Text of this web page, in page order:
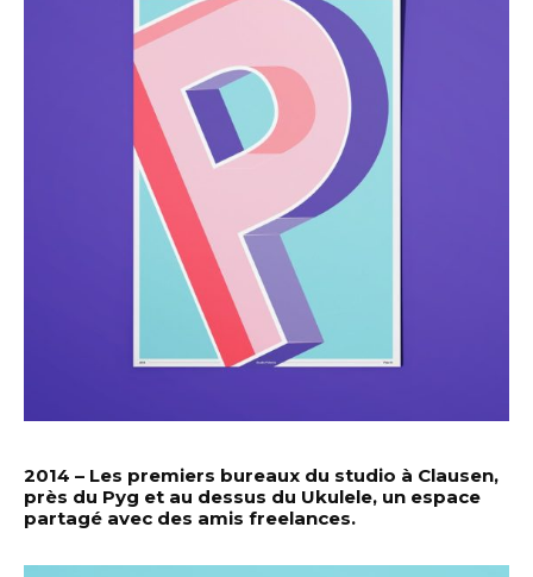
2014 – Les premiers bureaux du studio à Clausen,
près du Pyg et au dessus du Ukulele, un espace
partagé avec des amis freelances.